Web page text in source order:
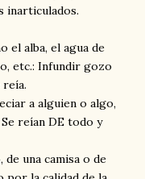
inarticulados.
el alba, el agua de
etc.: Infundir gozo
reía.
a alguien o algo,
reían DE todo y
una camisa o de